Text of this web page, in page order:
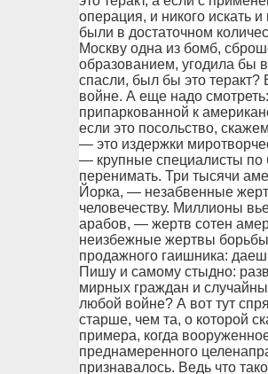
операция, и никого искать
были в достаточном
Москву одна из бомб,
образованием, угодила бы
спасли, был бы это
войне. А еще надо
припаркованной к
если это посольство,
— это издержки
— крупные специалисты по
перенимать. Три тысячи
Йорка, — незабвенные
человечеству. Миллионы
арабов, — жертв сотен
неизбежные жертвы
продажного гаишника:
Пишу и самому стыдно:
мирных граждан и
любой войне? А вот тут
старше, чем та, о которой
примера, когда
преднамеренного
признавалось. Ведь что